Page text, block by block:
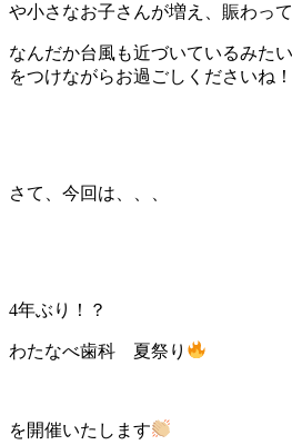
や小さなお子さんが増え、賑わっ
なんだか台風も近づいているみた
をつけながらお過ごしくださいね！
さて、今回は、、、
4年ぶり！？
わたなべ歯科 夏祭り
を開催いたします